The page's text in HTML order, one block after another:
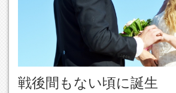
戦後間もない頃に誕生